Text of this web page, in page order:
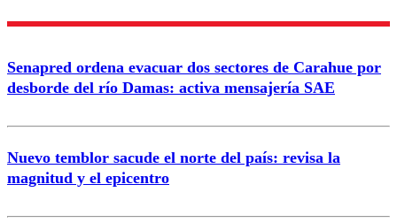
Correo
Senapred ordena evacuar dos sectores de Carahue por
desborde del río Damas: activa mensajería SAE
Nuevo temblor sacude el norte del país: revisa la
magnitud y el epicentro